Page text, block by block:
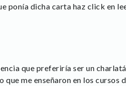
ponía dicha carta haz click en
que preferiría ser un
me enseñaron en los cursos